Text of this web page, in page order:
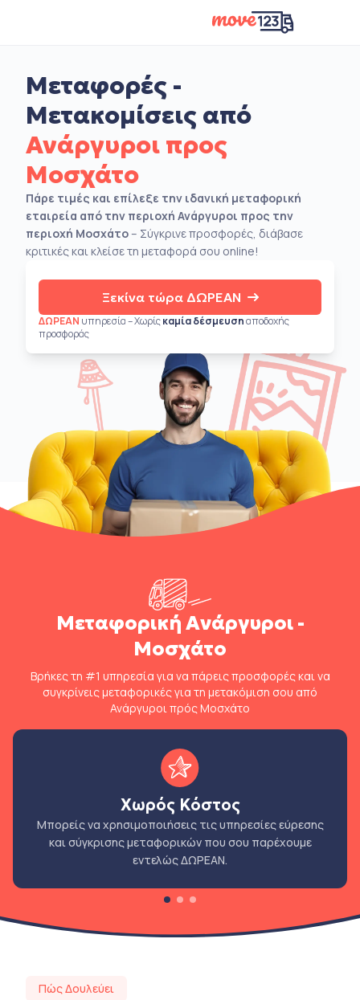
Μεταφορές -
Μετακομίσεις από
Ανάργυροι προς
Μοσχάτο
Πάρε τιμές και επίλεξε την ιδανική μεταφορική
εταιρεία από την περιοχή Ανάργυροι προς την
περιοχή Μοσχάτο – Σύγκρινε προσφορές, διάβασε
κριτικές και κλείσε τη μεταφορά σου online!
Ξεκίνα τώρα ΔΩΡΕΑΝ
ΔΩΡΕΑΝ υπηρεσία – Χωρίςκαμία δέσμευσηαποδοχής
προσφοράς
Μεταφορική Ανάργυροι -
Μοσχάτο
Βρήκες τη #1 υπηρεσία για να πάρεις προσφορές και να
συγκρίνεις μεταφορικές για τη μετακόμιση σου από
Ανάργυροι πρός Μοσχάτο
Χωρός Κόστος
Μπορείς να χρησιμοποιήσεις τις υπηρεσίες εύρεσης
και σύγκρισης μεταφορικών που σου παρέχουμε
εντελώς ΔΩΡΕΑΝ.
Πώς Δουλεύει